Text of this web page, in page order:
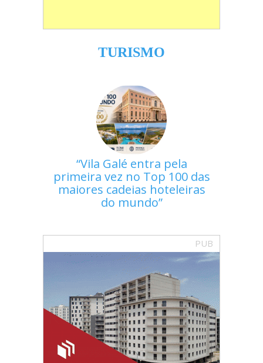
TURISMO
Vila Galé entra pela
primeira vez no Top 100 das
maiores cadeias hoteleiras
do mundo
PUB